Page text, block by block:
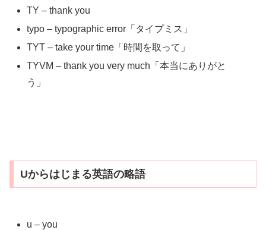
TY – thank you
typo – typographic error「タイプミス」
TYT – take your time「時間を取って」
TYVM – thank you very much「本当にありがと
う」
Uからはじまる英語の略語
u – you